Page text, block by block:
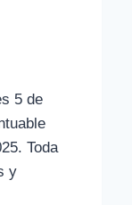
5 de
Toda
y